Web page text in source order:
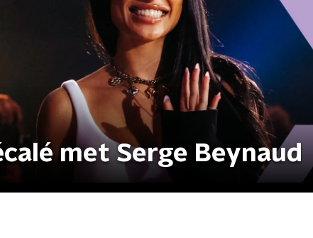
met Serge Beynaud